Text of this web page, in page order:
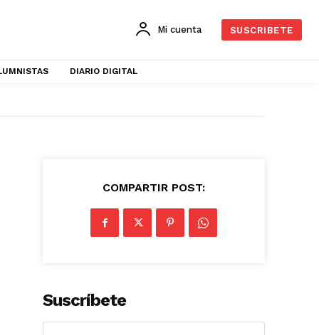
Mi cuenta SUSCRIBETE
DIARIO DIGITAL
COMPARTIR POST:
Suscríbete